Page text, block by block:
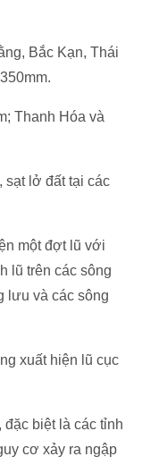
Bắc Kạn, Thái
Thanh Hóa và
sạt lở đất tại các
một đợt lũ với
lũ trên các sông
lưu và các sông
xuất hiện lũ cục
biệt là các tỉnh
cơ xảy ra ngập